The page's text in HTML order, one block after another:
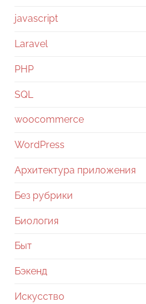
javascript
Laravel
PHP
SQL
woocommerce
WordPress
Архитектура приложения
Без рубрики
Биология
Быт
Бэкенд
Искусство